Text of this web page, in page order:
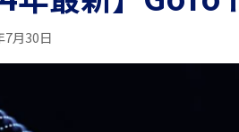
7月30日